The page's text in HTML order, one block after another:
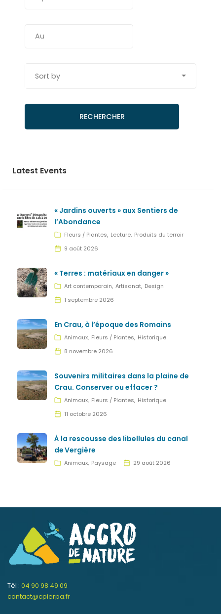
Sort by
RECHERCHER
Latest Events
« Jardins ouverts » aux Sentiers de
l’Abondance
Fleurs / Plantes Lecture Produits du terroir
9 août 2026
« Terres : matériaux en danger »
Art contemporain Artisanat Design
1 septembre 2026
En Crau, à l’époque des Romains
Animaux Fleurs / Plantes Historique
8 novembre 2026
Souvenirs militaires dans la plaine de
Crau. Conserver ou effacer ?
Animaux Fleurs / Plantes Historique
11 octobre 2026
À la rescousse des libellules du canal
de Vergière
Animaux Paysage 29 août 2026
Tél : 04 90 98 49 09
contact@cpierpa.fr